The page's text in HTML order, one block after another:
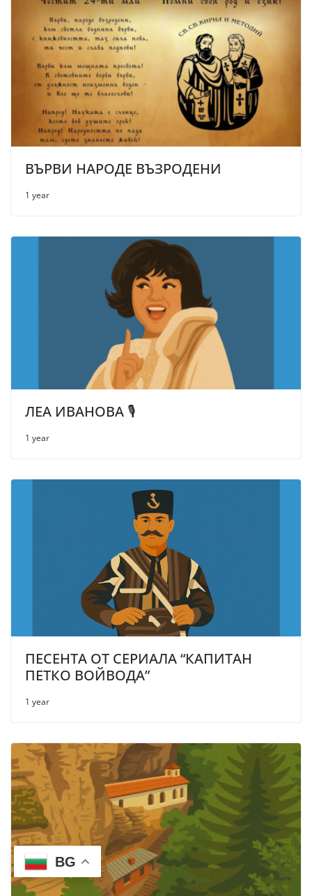
ВЪРВИ НАРОДЕ ВЪЗРОДЕНИ
1 year
ЛЕА ИВАНОВА 🎙
1 year
ПЕСЕНТА ОТ СЕРИАЛА “КАПИТАН
ПЕТКО ВОЙВОДА”
1 year
BG